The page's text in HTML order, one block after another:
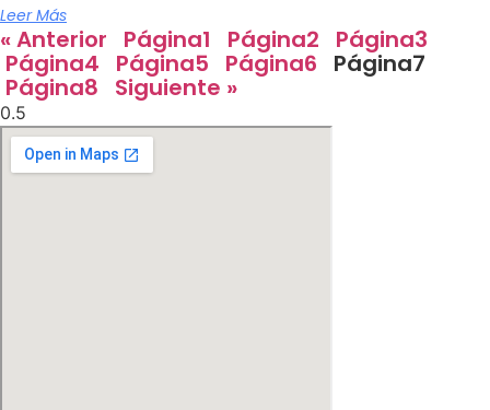
Leer Más
« Anterior Página1 Página2 Página3
Página4 Página5 Página6 Página7
Página8 Siguiente »